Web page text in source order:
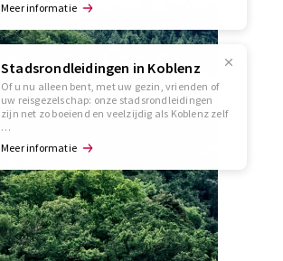
Meer informatie
Stadsrondleidingen in Koblenz
Of u nu alleen bent, met uw gezin, vrienden of
uw reisgezelschap: onze stadsrondleidingen
zijn net zo boeiend en veelzijdig als Koblenz zelf
…
Meer informatie